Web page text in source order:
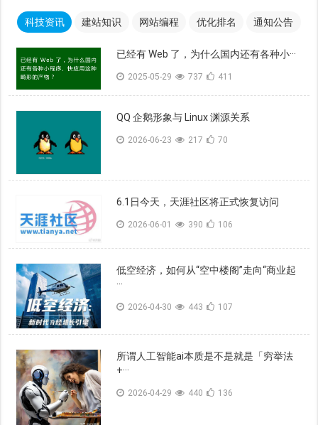
科技资讯 建站知识 网站编程 优化排名 通知公告
已经有 Web 了，为什么国内还有各种小···
2025-05-29 737 411
QQ 企鹅形象与 Linux 渊源关系
2026-06-23 217 70
6.1日今天，天涯社区将正式恢复访问
2026-06-01 390 106
低空经济，如何从“空中楼阁”走向“商业起
···
2026-04-30 443 107
所谓人工智能ai本质是不是就是「穷举法
+···
2026-04-29 440 136